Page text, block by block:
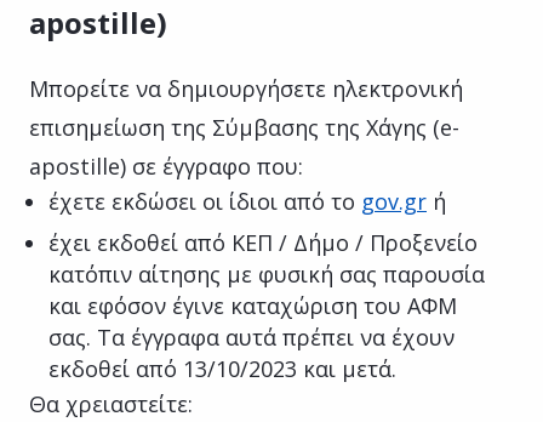
apostille)
Μπορείτε να δημιουργήσετε ηλεκτρονική
επισημείωση της Σύμβασης της Χάγης (e-
apostille) σε έγγραφο που:
έχετε εκδώσει οι ίδιοι από το gov.gr ή
έχει εκδοθεί από ΚΕΠ / Δήμο / Προξενείο
κατόπιν αίτησης με φυσική σας παρουσία
και εφόσον έγινε καταχώριση του ΑΦΜ
σας. Τα έγγραφα αυτά πρέπει να έχουν
εκδοθεί από 13/10/2023 και μετά.
Θα χρειαστείτε: